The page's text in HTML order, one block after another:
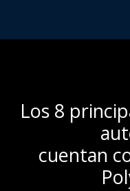
Los 8
cuentan